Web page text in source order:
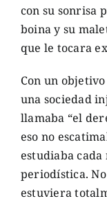
con su sonrisa
boina y su
que le tocara
Con un
una sociedad
llamaba “el
eso no
estudiaba
periodística.
estuviera